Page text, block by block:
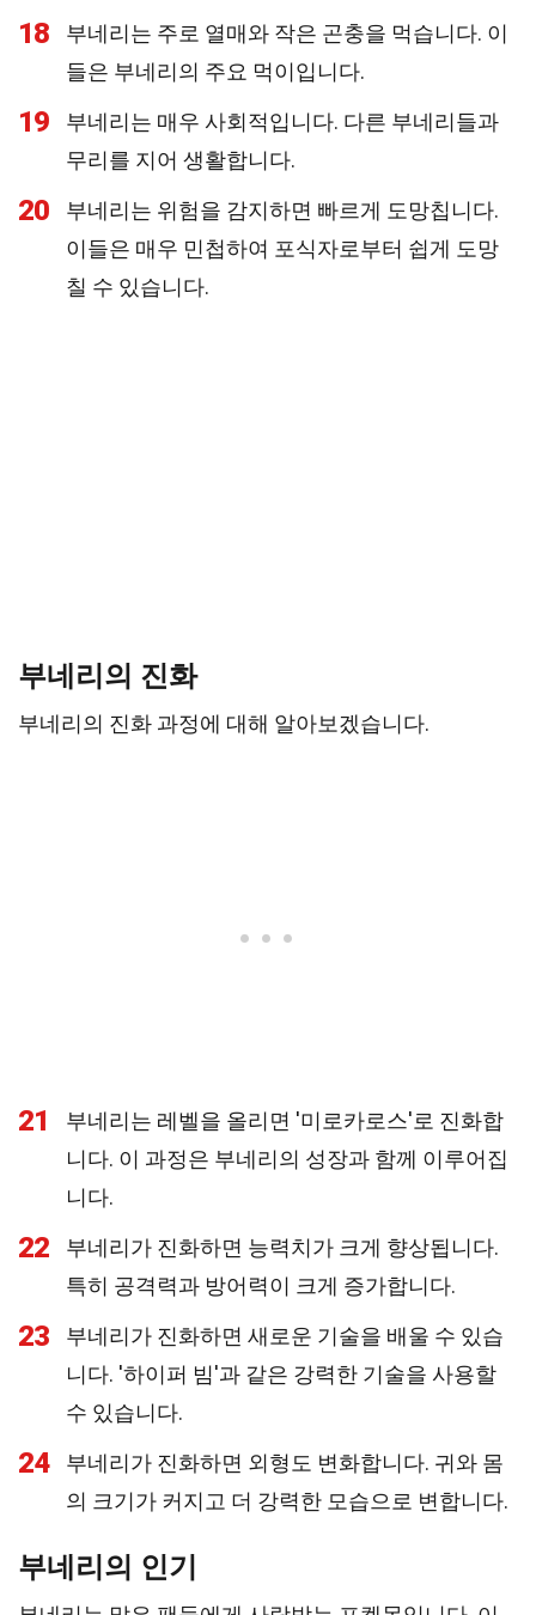
18
부네리는 주로 열매와 작은 곤충을 먹습니다. 이
들은 부네리의 주요 먹이입니다.
19
부네리는 매우 사회적입니다. 다른 부네리들과
무리를 지어 생활합니다.
20
부네리는 위험을 감지하면 빠르게 도망칩니다.
이들은 매우 민첩하여 포식자로부터 쉽게 도망
칠 수 있습니다.
부네리의 진화
부네리의 진화 과정에 대해 알아보겠습니다.
21
부네리는 레벨을 올리면 '미로카로스'로 진화합
니다. 이 과정은 부네리의 성장과 함께 이루어집
니다.
22
부네리가 진화하면 능력치가 크게 향상됩니다.
특히 공격력과 방어력이 크게 증가합니다.
23
부네리가 진화하면 새로운 기술을 배울 수 있습
니다. '하이퍼 빔'과 같은 강력한 기술을 사용할
수 있습니다.
24
부네리가 진화하면 외형도 변화합니다. 귀와 몸
의 크기가 커지고 더 강력한 모습으로 변합니다.
부네리의 인기